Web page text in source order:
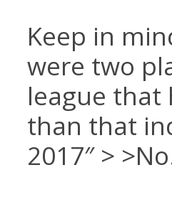
Keep in
were two
league that
than that
2017″ >